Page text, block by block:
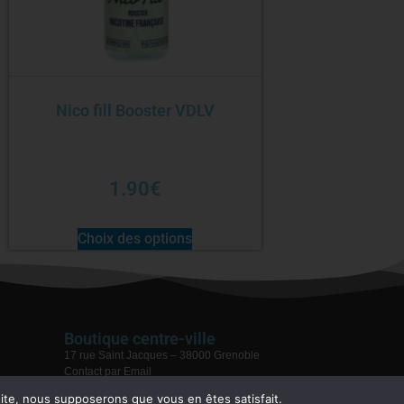
Nico fill Booster VDLV
1.90€
Choix des options
Boutique centre-ville
17 rue Saint Jacques – 38000 Grenoble
Contact par Email
nous supposerons que vous en êtes satisfait.